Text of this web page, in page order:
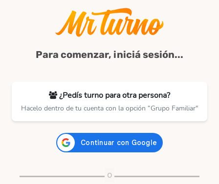
Para comenzar, iniciá sesión...
¿Pedís turno para otra persona?
Hacelo dentro de tu cuenta con la opción “Grupo Familiar"